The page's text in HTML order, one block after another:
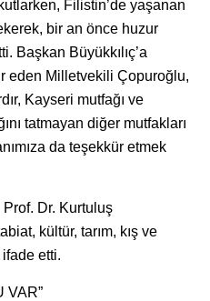
Filistin’de yaşanan
bir an önce huzur
Başkan Büyükkılıç’a
eden Milletvekili Çopuroğlu,
Kayseri mutfağı ve
tatmayan diğer mutfakları
da teşekkür etmek
Dr. Kurtuluş
kültür, tarım, kış ve
etti.
VAR”